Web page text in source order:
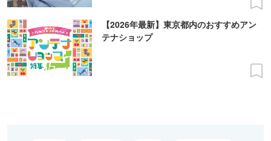
【2026年最新】東京都内のおすすめアン
テナショップ